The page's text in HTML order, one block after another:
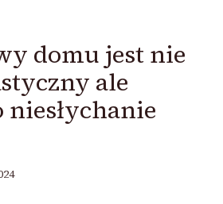
domu jest nie
ale